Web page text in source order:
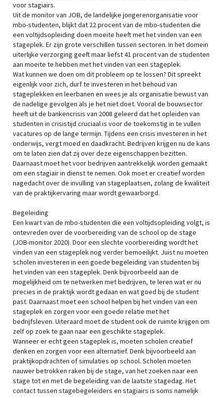
voor stagiairs.
Uit de monitor van JOB, de landelijke jongerenorganisatie voor
mbo-studenten, blijkt dat 22 procent van de mbo-studenten die
een voltijdsopleiding doen moeite heeft met het vinden van een
stageplek. Er zijn grote verschillen tussen sectoren. In het domein
uiterlijke verzorging geeft maar liefst 41 procent van de studenten
aan moeite te hebben met het vinden van een stageplek.
Wat kunnen we doen om dit probleem op te lossen? Dit spreekt
eigenlijk voor zich, durf te investeren in het behoud van
stageplekken en leerbanen en wees je als organisatie bewust van
de nadelige gevolgen als je het niet doet. Vooral de bouwsector
heeft uit de bankencrisis van 2008 geleerd dat het opleiden van
studenten in crisistijd cruciaal is voor de toekomstig in te vullen
vacatures op de lange termijn. Tijdens een crisis investeren in het
onderwijs, vergt moed en daadkracht. Bedrijven krijgen nu de kans
om te laten zien dat zij over deze eigenschappen bezitten.
Daarnaast moet het voor bedrijven aantrekkelijk worden gemaakt
om een stagiair in dienst te nemen. Ook moet er creatief worden
nagedacht over de invulling van stageplaatsen, zolang de kwaliteit
van de praktijkervaring maar wordt gewaarborgd.
Begeleiding
Een kwart van de mbo-studenten die een voltijdsopleiding volgt, is
ontevreden over de voorbereiding van de school op de stage
(JOB-monitor 2020). Door een slechte voorbereiding wordt het
vinden van een stageplek nog verder bemoeilijkt. Juist nu moeten
scholen investeren in een goede begeleiding van studenten bij
het vinden van een stageplek. Denk bijvoorbeeld aan de
mogelijkheid om te netwerken met bedrijven, te leren wat er nu
precies in de praktijk wordt gedaan en wat goed bij de student
past. Daarnaast moet een school helpen bij het vinden van een
stageplek en zorgen voor een goede relatie met het
bedrijfsleven. Uiteraard moet de student ook de ruimte krijgen om
zelf op zoek te gaan naar een geschikte stageplek.
Wanneer er echt geen stageplek is, moeten scholen creatief
denken en zorgen voor een alternatief. Denk bijvoorbeeld aan
praktijkopdrachten of simulaties op school. Scholen moeten
nauwer betrokken raken bij de stage, van het zoeken naar een
stage tot en met de begeleiding van de laatste stagedag. Het
contact tussen stagebegeleiders en stagiairs is soms namelijk